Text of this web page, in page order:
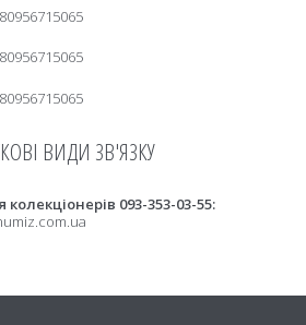
колекціонерів 093-353-03-55